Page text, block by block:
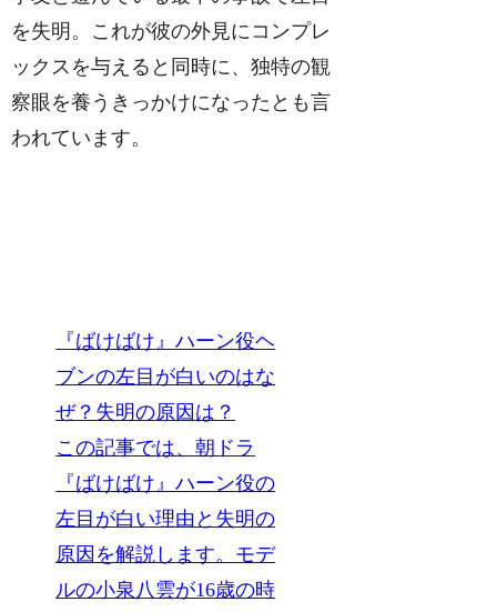
を失明。これが彼の外見にコンプレ
ックスを与えると同時に、独特の観
察眼を養うきっかけになったとも言
われています。
『ばけばけ』ハーン役ヘ
ブンの左目が白いのはな
ぜ？失明の原因は？
この記事では、朝ドラ
『ばけばけ』ハーン役の
左目が白い理由と失明の
原因を解説します。モデ
ルの小泉八雲が16歳の時